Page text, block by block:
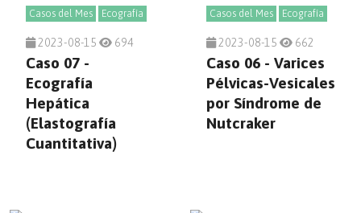
Casos del Mes Ecografía
2023-08-15 694
Caso 07 -
Ecografía
Hepática
(Elastografía
Cuantitativa)
Casos del Mes Ecografía
2023-08-15 662
Caso 06 - Varices
Pélvicas-Vesicales
por Síndrome de
Nutcraker